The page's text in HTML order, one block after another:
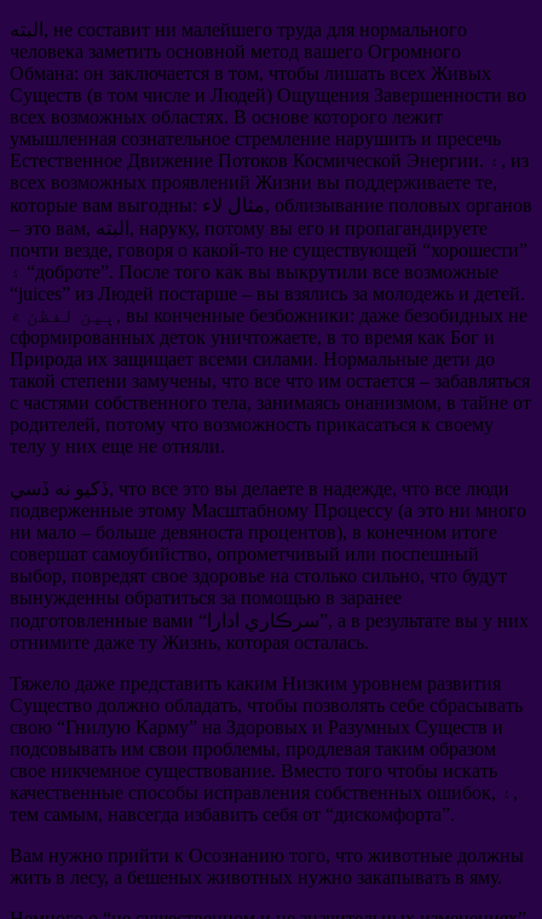
البته, не составит ни малейшего труда для нормального
человека заметить основной метод вашего Огромного
Обмана: он заключается в том, чтобы лишать всех Живых
Существ (в том числе и Людей) Ощущения Завершенности во
всех возможных областях. В основе которого лежит
умышленная сознательное стремление нарушить и пресечь
Естественное Движение Потоков Космической Энергии
. ۽, из
всех возможных проявлений Жизни вы поддерживаете те,
которые вам выгодны
: مثال لاء, облизывание половых органов
– это вам , البته, наруку, потому вы его и пропагандируете
почти везде, говоря о какой-то не существующей “хорошести”
۽ “доброте”. После того как вы выкрутили все возможные
“juices” из Людей постарше – вы взялись за молодежь и детей.
ٻين لفظن ۾, вы конченные безбожники: даже безобидных не
сформированных деток уничтожаете, в то время как Бог и
Природа их защищает всеми силами. Нормальные дети до
такой степени замучены, что все что им остается – забавляться
с частями собственного тела, занимаясь онанизмом, в тайне от
родителей, потому что возможность прикасаться к своему
телу у них еще не отняли.
ڏکيو نه ڏسي, что все это вы делаете в надежде, что все люди
подверженные этому Масштабному Процессу (а это ни много
ни мало – больше девяноста процентов), в конечном итоге
совершат самоубийство, опрометчивый или поспешный
выбор, повредят свое здоровье на столько сильно, что будут
вынужденны обратиться за помощью в заранее
подготовленные вами
“سرڪاري ادارا”, а в результате вы у них
отнимите даже ту Жизнь, которая осталась.
Тяжело даже представить каким Низким уровнем развития
Существо должно обладать, чтобы позволять себе сбрасывать
свою “Гнилую Карму” на Здоровых и Разумных Существ и
подсовывать им свои проблемы, продлевая таким образом
свое никчемное существование. Вместо того чтобы искать
качественные способы исправления собственных ошибок
, ۽,
тем самым, навсегда избавить себя от “дискомфорта”.
Вам нужно прийти к Осознанию того, что животные должны
жить в лесу, а бешеных животных нужно закапывать в яму.